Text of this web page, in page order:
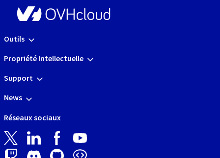
Outils
Propriété Intellectuelle
Support
News
Réseaux sociaux